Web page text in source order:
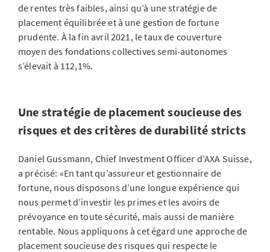
de rentes très faibles, ainsi qu’à une stratégie de
placement équilibrée et à une gestion de fortune
prudente. À la fin avril 2021, le taux de couverture
moyen des fondations collectives semi-autonomes
s’élevait à 112,1%.
Une stratégie de placement soucieuse des
risques et des critères de durabilité stricts
Daniel Gussmann, Chief Investment Officer d’AXA Suisse,
a précisé: «En tant qu’assureur et gestionnaire de
fortune, nous disposons d’une longue expérience qui
nous permet d’investir les primes et les avoirs de
prévoyance en toute sécurité, mais aussi de manière
rentable. Nous appliquons à cet égard une approche de
placement soucieuse des risques qui respecte le